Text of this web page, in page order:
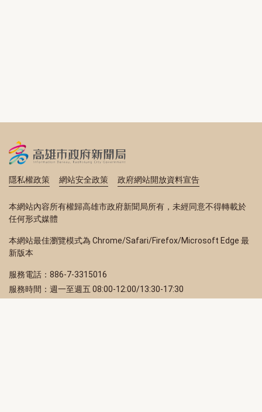
隱私權政策 網站安全政策 政府網站開放資料宣告
本網站內容所有權歸高雄市政府新聞局所有，未經同意不得轉載於
任何形式媒體
本網站最佳瀏覽模式為 Chrome/Safari/Firefox/Microsoft Edge 最
新版本
服務電話：886-7-3315016
服務時間：週一至週五 08:00-12:00/13:30-17:30